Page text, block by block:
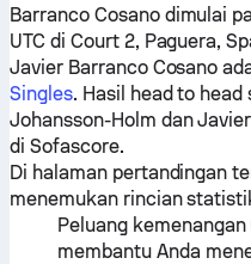
Barranco Cosanodimulai
UTC di Court 2, Paguera,
Javier Barranco Cosano
Singles. Hasil head to
Johansson-Holm dan
di Sofascore.
Di halaman pertandingan
menemukan rincian
Peluang
membantu Anda